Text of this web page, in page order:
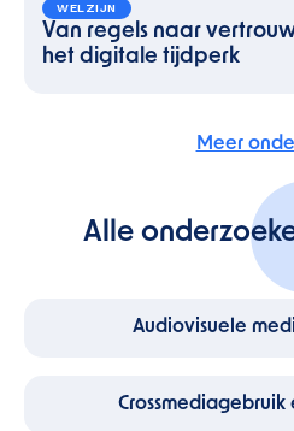
WELZIJN
Van regels naar
het digitale tijdperk
Meer
Alle
Audiovisuele
Crossmediagebruik